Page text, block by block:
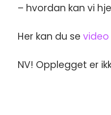
– hvordan kan vi
Her kan du se
NV! Opplegget er